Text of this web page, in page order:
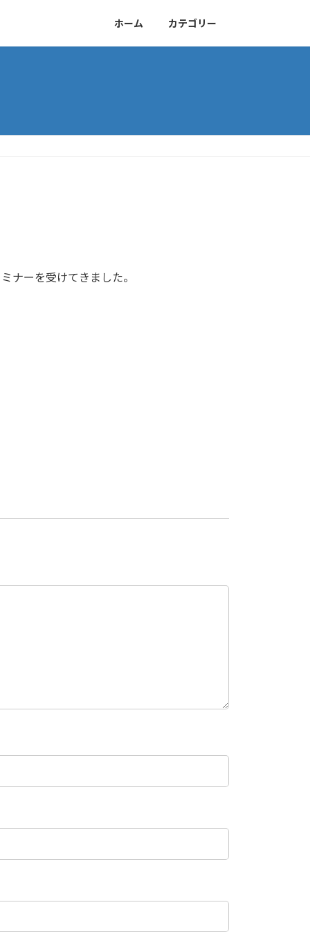
ホーム カテゴリー
ナーを受けてきました。